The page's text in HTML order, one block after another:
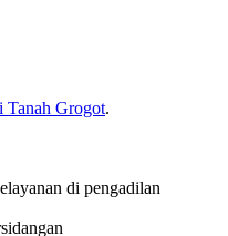
Tanah Grogot.
di pengadilan